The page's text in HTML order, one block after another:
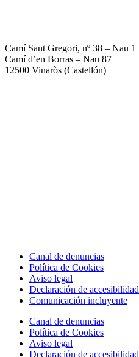
Camí Sant Gregori, nº 38 – Nau 1
Camí d’en Borras – Nau 87
12500 Vinaròs (Castellón)
Canal de denuncias
Política de Cookies
Aviso legal
Declaración de accesibilidad
Comunicación incluyente
Canal de denuncias
Política de Cookies
Aviso legal
Declaración de accesibilidad